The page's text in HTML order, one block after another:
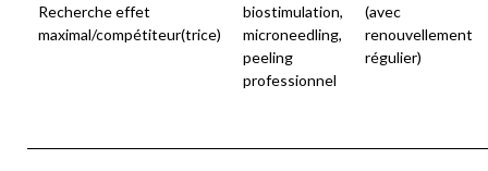
Recherche effet
maximal/compétiteur(trice)
biostimulation,
microneedling,
peeling
professionnel
(avec
renouvellement
régulier)